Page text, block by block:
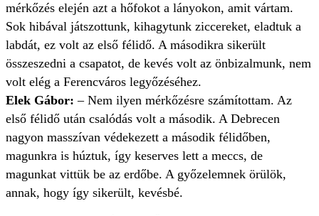
mérkőzés elején azt a hőfokot a lányokon, amit vártam.
Sok hibával játszottunk, kihagytunk ziccereket, eladtuk a
labdát, ez volt az első félidő. A másodikra sikerült
összeszedni a csapatot, de kevés volt az önbizalmunk, nem
volt elég a Ferencváros legyőzéséhez.
Elek Gábor: – Nem ilyen mérkőzésre számítottam. Az
első félidő után csalódás volt a második. A Debrecen
nagyon masszívan védekezett a második félidőben,
magunkra is húztuk, így keserves lett a meccs, de
magunkat vittük be az erdőbe. A győzelemnek örülök,
annak, hogy így sikerült, kevésbé.